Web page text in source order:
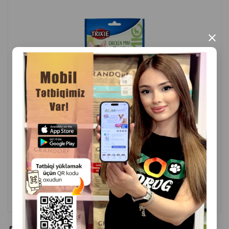
×
Не содержит ГМО, зерновых, искусственных
ароматизаторов, консервантов и красителей.
Страна производитель: Китай.
( Отзывы)
Масса Цена
Купить
3.90
КУПИТЬ